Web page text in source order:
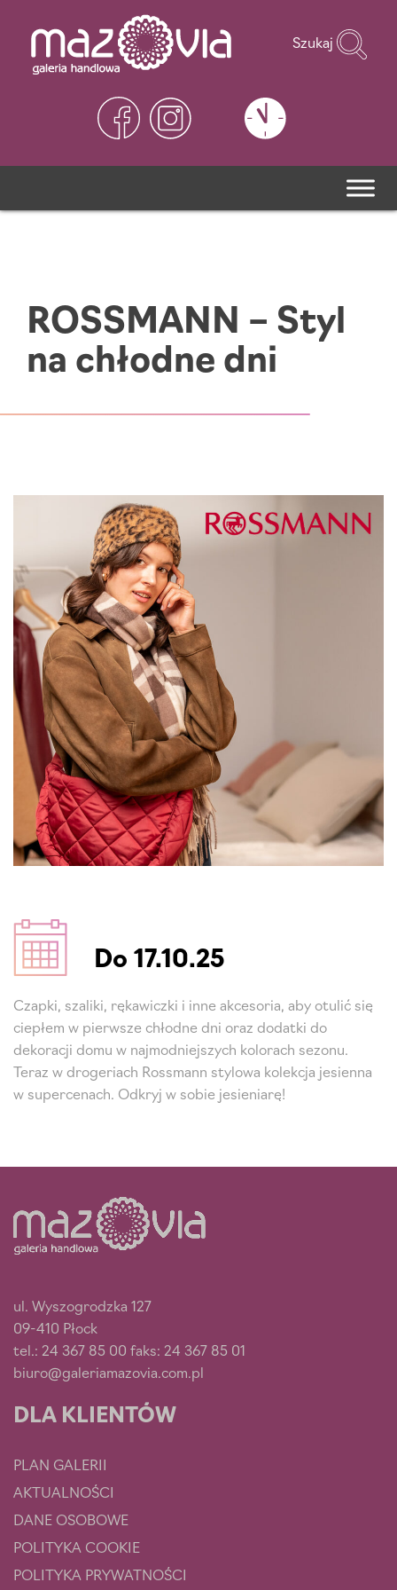
Szukaj
ROSSMANN – Styl
na chłodne dni
Do 17.10.25
Czapki, szaliki, rękawiczki i inne akcesoria, aby otulić się
ciepłem w pierwsze chłodne dni oraz dodatki do
dekoracji domu w najmodniejszych kolorach sezonu.
Teraz w drogeriach Rossmann stylowa kolekcja jesienna
w supercenach. Odkryj w sobie jesieniarę!
ul. Wyszogrodzka 127
09-410 Płock
tel.: 24 367 85 00 faks: 24 367 85 01
biuro@galeriamazovia.com.pl
DLA KLIENTÓW
PLAN GALERII
AKTUALNOŚCI
DANE OSOBOWE
POLITYKA COOKIE
POLITYKA PRYWATNOŚCI